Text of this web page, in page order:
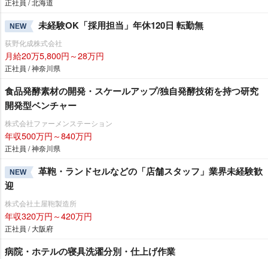
正社員 / 北海道
NEW 未経験OK「採用担当」年休120日 転勤無
荻野化成株式会社
月給20万5,800円～28万円
正社員 / 神奈川県
食品発酵素材の開発・スケールアップ/独自発酵技術を持つ研究
開発型ベンチャー
株式会社ファーメンステーション
年収500万円～840万円
正社員 / 神奈川県
NEW
革鞄・ランドセルなどの「店舗スタッフ」業界未経験歓
迎
株式会社土屋鞄製造所
年収320万円～420万円
正社員 / 大阪府
病院・ホテルの寝具洗濯分別・仕上げ作業